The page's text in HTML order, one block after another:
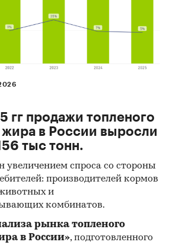
гг продажи топленого
в России выросли
тыс тонн.
увеличением спроса со стороны
производителей кормов
и
комбинатов.
рынка топленого
в России», подготовленного